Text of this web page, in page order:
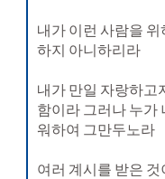
내가 이런 사람을
하지 아니하리라
내가 만일 자랑하고
함이라 그러나 누가
워하여 그만두노라
여러 계시를 받은